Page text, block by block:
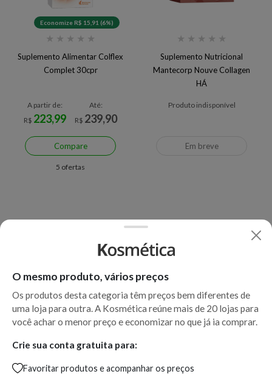
Economize R$ 15,91 (6%)
★ ★ ★ ★ ★
Suplemento Alimentar Colflex
Complet 30cpr
A partir de:
R$ 223,99
Até:
R$ 239,90
Compare
5 ofertas
★ ★ ★ ★ ★
Suplemento Nutricional
Mantecorp Nouve Collagen
HÁ
Produto indisponível
Em breve
O mesmo produto, vários preços
Os produtos desta categoria têm preços bem diferentes de
uma loja para outra. A Kosmética reúne mais de 20 lojas para
você achar o menor preço e economizar no que já ia comprar.
Crie sua conta gratuita para:
Favoritar produtos e acompanhar os preços